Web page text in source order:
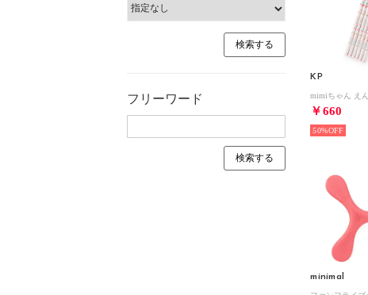
フリーワード
KP
￥660
50%
minimal